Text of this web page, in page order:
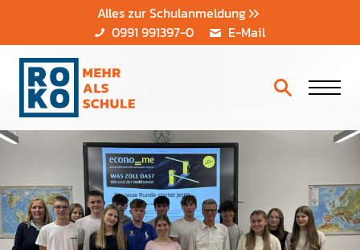
Alles zur Schulanmeldung
0991 991397-0
E-Mail